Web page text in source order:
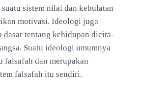
sistem nilai dan kebulatan
motivasi. Ideologi juga
dasar tentang kehidupan dicita-
Suatu ideologi umumnya
falsafah dan merupakan
falsafah itu sendiri.